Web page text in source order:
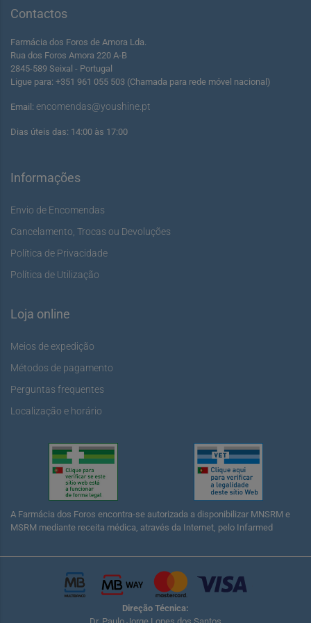
Contactos
Farmácia dos Foros de Amora Lda.
Rua dos Foros Amora 220 A-B
2845-589 Seixal - Portugal
Ligue para: +351 961 055 503 (Chamada para rede móvel nacional)
Email: encomendas@youshine.pt
Dias úteis das: 14:00 às 17:00
Informações
Envio de Encomendas
Cancelamento, Trocas ou Devoluções
Política de Privacidade
Política de Utilização
Loja online
Meios de expedição
Métodos de pagamento
Perguntas frequentes
Localização e horário
A Farmácia dos Foros encontra-se autorizada a disponibilizar MNSRM e
MSRM mediante receita médica, através da Internet, pelo Infarmed
Direção Técnica: